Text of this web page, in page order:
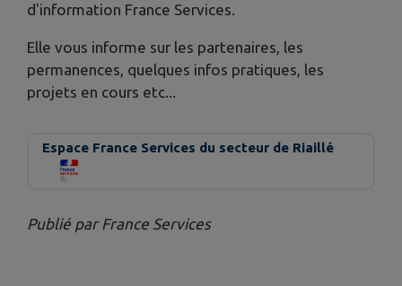
d'information France Services.
Elle vous informe sur les partenaires, les
permanences, quelques infos pratiques, les
projets en cours etc...
Espace France Services du secteur de Riaillé
Publié par France Services